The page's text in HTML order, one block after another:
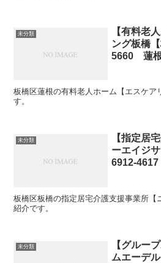
未分類
【有料老
ング板橋
5660 蓮
板橋区蓮根の有料老人ホーム【エスケア
す。
未分類
【指定居
ーエイジ
6912-
板橋区板橋の指定居宅介護支援事業所【
紹介です。
未分類
【グルー
ムエーデ